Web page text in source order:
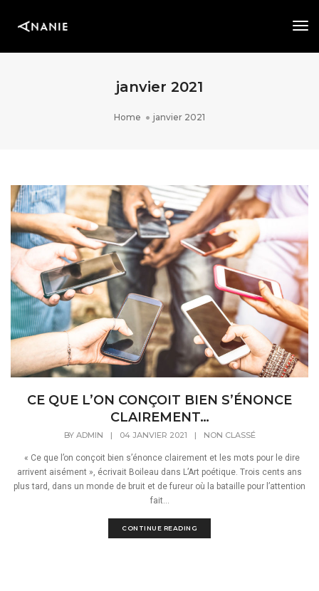
janvier 2021
Home janvier 2021
CE QUE L’ON CONÇOIT BIEN S’ÉNONCE
CLAIREMENT…
BY ADMIN | 04 JANVIER 2021 | NON CLASSÉ
« Ce que l’on conçoit bien s’énonce clairement et les mots pour le dire
arrivent aisément », écrivait Boileau dans L’Art poétique. Trois cents ans
plus tard, dans un monde de bruit et de fureur où la bataille pour l’attention
fait...
CONTINUE READING